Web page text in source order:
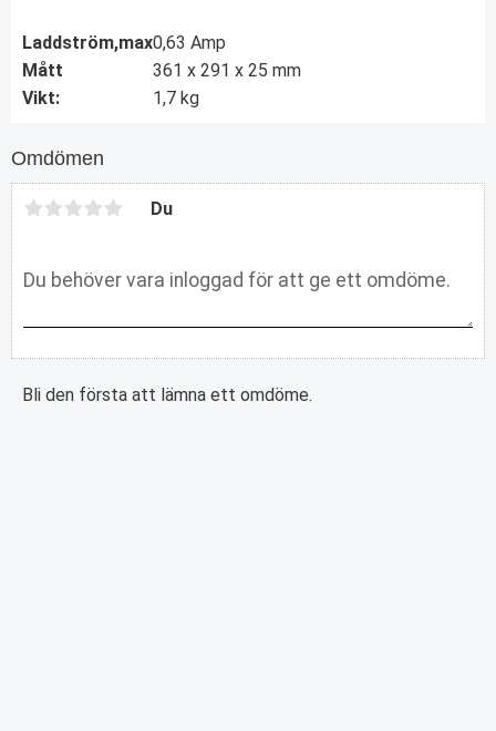
Laddström,max0,63 Amp
Mått
361 x 291 x 25 mm
Vikt:
1,7 kg
Omdömen
Du
Bli den första att lämna ett omdöme.